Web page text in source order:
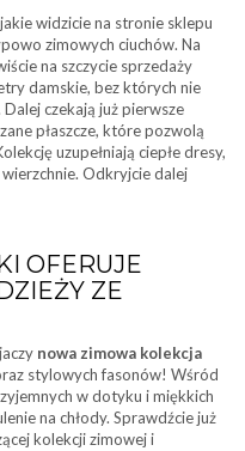
widzicie na stronie sklepu
zimowych ciuchów. Na
na szczycie sprzedaży
damskie, bez których nie
czekają już pierwsze
płaszcze, które pozwolą
uzupełniają ciepłe dresy,
Odkryjcie dalej
OFERUJE
ZE
nowa zimowa kolekcja
stylowych fasonów! Wśród
w dotyku i miękkich
na chłody. Sprawdźcie już
kolekcji zimowej i